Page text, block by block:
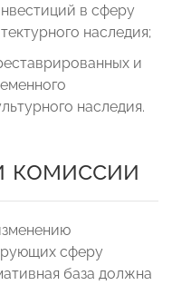
в сферу
наследия;
и
наследия.
комиссии
сферу
база должна